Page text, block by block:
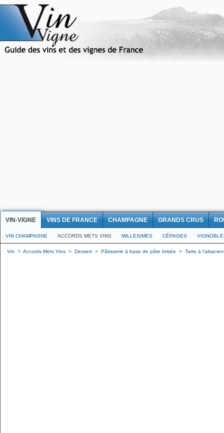
VIN-VIGNE VINS DE FRANCE CHAMPAGNE GRANDS CRUS
VIN CHAMPAGNE ACCORDS METS VINS MILLESIMES CÉPAGES
Vin > Accords Mets Vins > Dessert > Pâtisserie à base de pâte brisée > Tarte à